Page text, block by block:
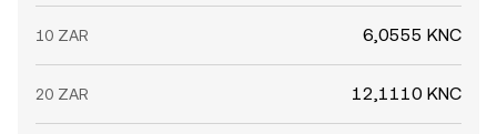
10 ZAR 6,0555 KNC
20 ZAR 12,1110 KNC